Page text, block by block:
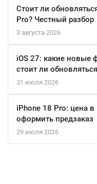
Стоит ли
Pro? Честный разбор
3 августа 2026
iOS 27: какие новые
стоит ли
31 июля 2026
iPhone 18 Pro: цена
оформить предзаказ
29 июля 2026